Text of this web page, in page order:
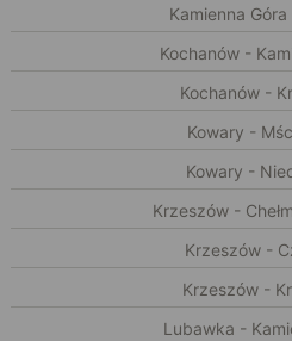
Kamienna
Kochanów -
Kochanów -
Kowary -
Kowary -
Krzeszów -
Krzeszów -
Krzeszów -
Lubawka -